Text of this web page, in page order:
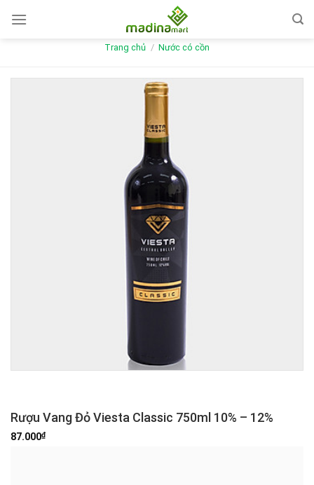
Trang chủ / Nước có cồn
Rượu Vang Đỏ Viesta Classic 750ml 10% – 12%
87.000₫